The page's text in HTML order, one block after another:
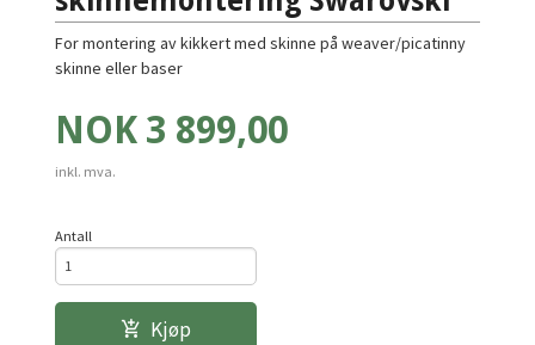
For montering av kikkert med skinne på weaver/picatinny
skinne eller baser
Pris
NOK 3 899,00
inkl. mva.
Antall
Kjøp